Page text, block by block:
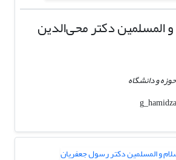
المسلمین دکتر محی‌الدین
و دانشگاه